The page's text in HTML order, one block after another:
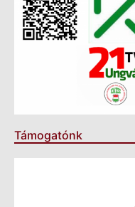
Támogatónk